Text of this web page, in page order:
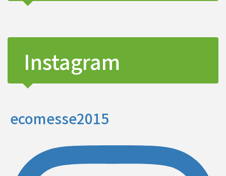
Instagram
ecomesse2015